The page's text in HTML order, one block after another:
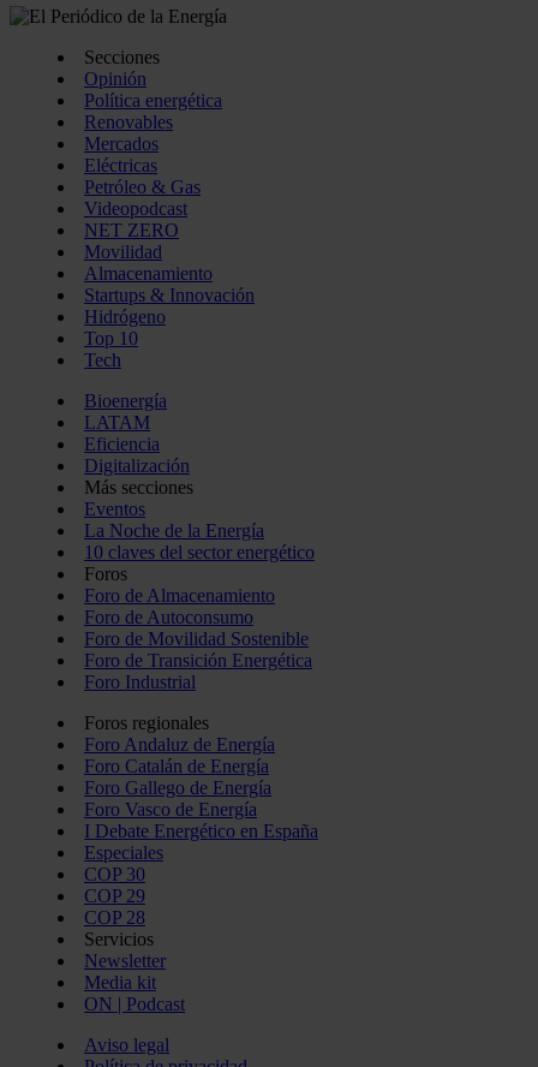
Secciones
Opinión
Política energética
Renovables
Mercados
Eléctricas
Petróleo & Gas
Videopodcast
NET ZERO
Movilidad
Almacenamiento
Startups & Innovación
Hidrógeno
Top 10
Tech
Bioenergía
LATAM
Eficiencia
Digitalización
Más secciones
Eventos
La Noche de la Energía
10 claves del sector energético
Foros
Foro de Almacenamiento
Foro de Autoconsumo
Foro de Movilidad Sostenible
Foro de Transición Energética
Foro Industrial
Foros regionales
Foro Andaluz de Energía
Foro Catalán de Energía
Foro Gallego de Energía
Foro Vasco de Energía
I Debate Energético en España
Especiales
COP 30
COP 29
COP 28
Servicios
Newsletter
Media kit
ON | Podcast
Aviso legal